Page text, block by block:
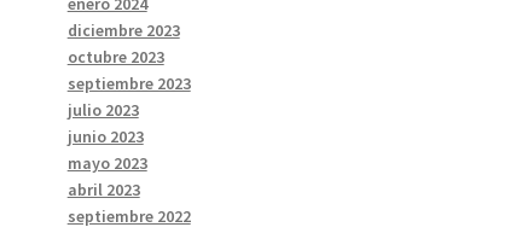
diciembre 2023
octubre 2023
septiembre 2023
julio 2023
junio 2023
mayo 2023
abril 2023
septiembre 2022